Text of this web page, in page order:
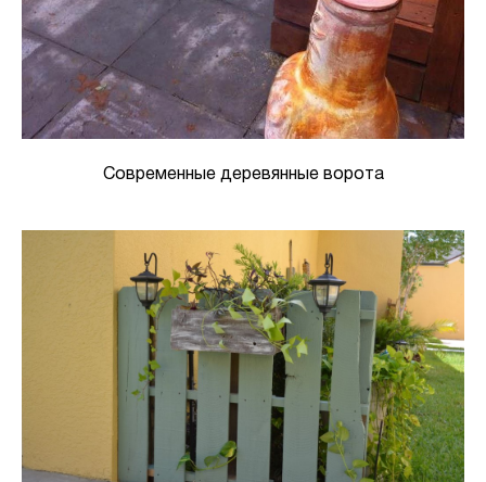
Современные деревянные ворота